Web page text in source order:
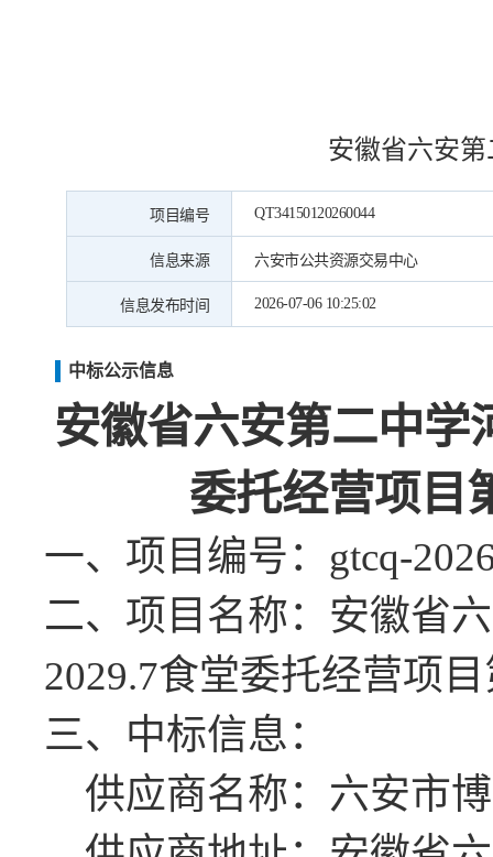
安徽省六安第
项目编号 QT34150120260044
信息来源 六安市公共资源交易中心
信息发布时间 2026-07-06 10:25:02
中标公示信息
安徽省六安第二中学
委托经营项目
一、项目编号： gtcq-
二、项目名称： 安徽省
2029.7食堂委托经营项
三、中标信息：
供应商名称：六安市